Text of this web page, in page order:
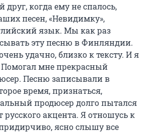
друг, когда ему не спалось,
песен, «Невидимку»,
язык. Мы как раз
эту песню в Финляндии.
удачно, близко к тексту. И я
Помогал мне прекрасный
Песню записывали в
время, признаться,
продюсер долго пытался
русского акцента. Я отношусь к
ясно слышу все